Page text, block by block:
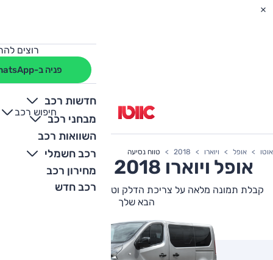
רוצים
פניה ב-WhatsApp
חדשות רכב
מבחני רכב
השוואות רכב
רכב חשמלי
מחירון רכב
רכב חדש
חיפוש רכב
+
-
אוטו אופל ויוארו 2018 טווח נסיעה
אופל ויוארו
קבלת תמונה מלאה על צריכת הדלק וטווח הנסיעה של אופל ויוארו
הבא שלך